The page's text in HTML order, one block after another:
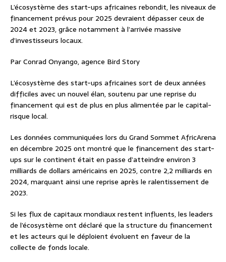
L’écosystème des start-ups africaines rebondit, les niveaux de
financement prévus pour 2025 devraient dépasser ceux de
2024 et 2023, grâce notamment à l’arrivée massive
d’investisseurs locaux.
Par Conrad Onyango, agence Bird Story
L’écosystème des start-ups africaines sort de deux années
difficiles avec un nouvel élan, soutenu par une reprise du
financement qui est de plus en plus alimentée par le capital-
risque local.
Les données communiquées lors du Grand Sommet AfricArena
en décembre 2025 ont montré que le financement des start-
ups sur le continent était en passe d’atteindre environ 3
milliards de dollars américains en 2025, contre 2,2 milliards en
2024, marquant ainsi une reprise après le ralentissement de
2023.
Si les flux de capitaux mondiaux restent influents, les leaders
de l’écosystème ont déclaré que la structure du financement
et les acteurs qui le déploient évoluent en faveur de la
collecte de fonds locale.